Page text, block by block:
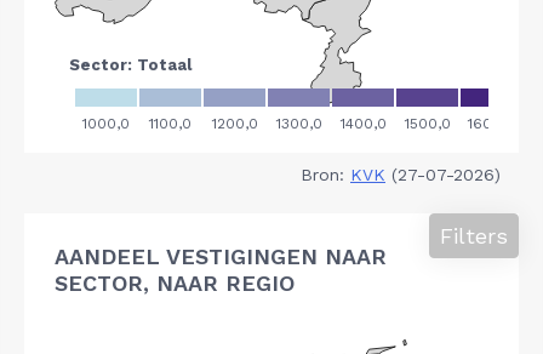
Bron: KVK (27-07-2026)
AANDEEL VESTIGINGEN NAAR
SECTOR, NAAR REGIO
Filters